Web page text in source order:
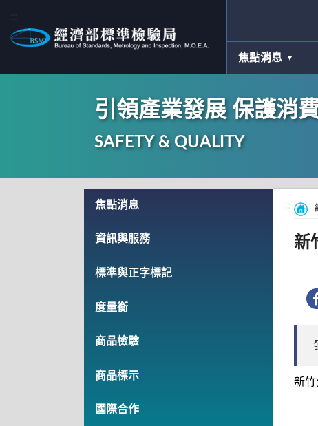
焦點消息
引領產業發展 保護消
SAFETY & QUALITY
焦點消息
資訊與服務
標準與正字標記
度量衡
商品檢驗
商品標示
國際合作
新
新竹